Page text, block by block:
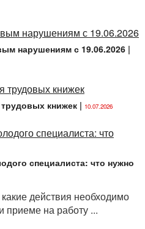
нарушениям с 19.06.2026 |
книжек | 10.07.2026
специалиста: что нужно
действия необходимо
приеме на работу ...